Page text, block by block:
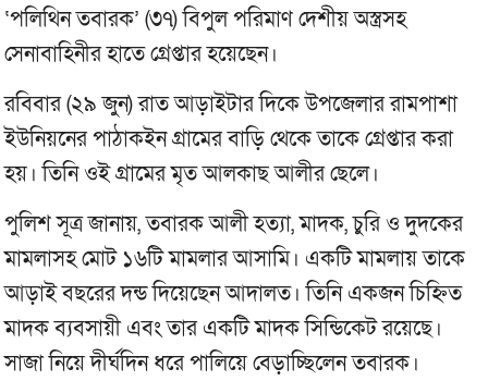
‘পলিথিন তবারক’ (৩৭) বিপুল পরিমাণ দেশীয় অস্ত্রসহ
সেনাবাহিনীর হাতে গ্রেপ্তার হয়েছেন।
রবিবার (২৯ জুন) রাত আড়াইটার দিকে উপজেলার রামপাশা
ইউনিয়নের পাঠাকইন গ্রামের বাড়ি থেকে তাকে গ্রেপ্তার করা
হয়। তিনি ওই গ্রামের মৃত আলকাছ আলীর ছেলে।
পুলিশ সূত্র জানায়, তবারক আলী হত্যা, মাদক, চুরি ও দুদকের
মামলাসহ মোট ১৬টি মামলার আসামি। একটি মামলায় তাকে
আড়াই বছরের দন্ড দিয়েছেন আদালত। তিনি একজন চিহ্নিত
মাদক ব্যবসায়ী এবং তার একটি মাদক সিন্ডিকেট রয়েছে।
সাজা নিয়ে দীর্ঘদিন ধরে পালিয়ে বেড়াচ্ছিলেন তবারক।